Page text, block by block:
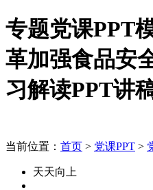
专题党课PPT
革加强食品安
习解读PPT讲
当前位置： 首页 > 党课PPT >
天天向上